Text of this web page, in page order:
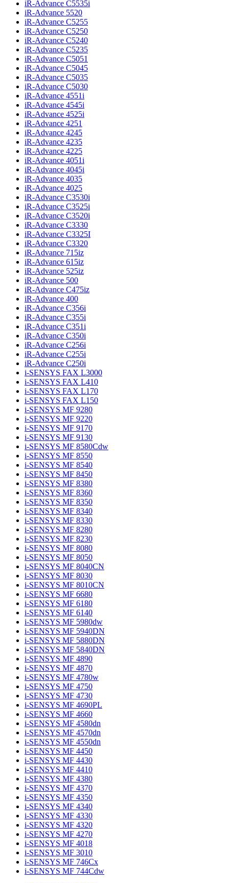
iR-Advance C5535i
iR-Advance 5520
iR-Advance C5255
iR-Advance C5250
iR-Advance C5240
iR-Advance C5235
iR-Advance C5051
iR-Advance C5045
iR-Advance C5035
iR-Advance C5030
iR-Advance 4551i
iR-Advance 4545i
iR-Advance 4525i
iR-Advance 4251
iR-Advance 4245
iR-Advance 4235
iR-Advance 4225
iR-Advance 4051i
iR-Advance 4045i
iR-Advance 4035
iR-Advance 4025
iR-Advance C3530i
iR-Advance C3525i
iR-Advance C3520i
iR-Advance C3330
iR-Advance C3325I
iR-Advance C3320
iR-Advance 715iz
iR-Advance 615iz
iR-Advance 525iz
iR-Advance 500
iR-Advance C475iz
iR-Advance 400
iR-Advance C356i
iR-Advance C355i
iR-Advance C351i
iR-Advance C350i
iR-Advance C256i
iR-Advance C255i
iR-Advance C250i
i-SENSYS FAX L3000
i-SENSYS FAX L410
i-SENSYS FAX L170
i-SENSYS FAX L150
i-SENSYS MF 9280
i-SENSYS MF 9220
i-SENSYS MF 9170
i-SENSYS MF 9130
i-SENSYS MF 8580Cdw
i-SENSYS MF 8550
i-SENSYS MF 8540
i-SENSYS MF 8450
i-SENSYS MF 8380
i-SENSYS MF 8360
i-SENSYS MF 8350
i-SENSYS MF 8340
i-SENSYS MF 8330
i-SENSYS MF 8280
i-SENSYS MF 8230
i-SENSYS MF 8080
i-SENSYS MF 8050
i-SENSYS MF 8040CN
i-SENSYS MF 8030
i-SENSYS MF 8010CN
i-SENSYS MF 6680
i-SENSYS MF 6180
i-SENSYS MF 6140
i-SENSYS MF 5980dw
i-SENSYS MF 5940DN
i-SENSYS MF 5880DN
i-SENSYS MF 5840DN
i-SENSYS MF 4890
i-SENSYS MF 4870
i-SENSYS MF 4780w
i-SENSYS MF 4750
i-SENSYS MF 4730
i-SENSYS MF 4690PL
i-SENSYS MF 4660
i-SENSYS MF 4580dn
i-SENSYS MF 4570dn
i-SENSYS MF 4550dn
i-SENSYS MF 4450
i-SENSYS MF 4430
i-SENSYS MF 4410
i-SENSYS MF 4380
i-SENSYS MF 4370
i-SENSYS MF 4350
i-SENSYS MF 4340
i-SENSYS MF 4330
i-SENSYS MF 4320
i-SENSYS MF 4270
i-SENSYS MF 4018
i-SENSYS MF 3010
i-SENSYS MF 746Cx
i-SENSYS MF 744Cdw